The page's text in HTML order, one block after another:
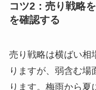
コツ2：売り戦略
を確認する
売り戦略は横ばい相
りますが、弱含む場
ります。梅雨から